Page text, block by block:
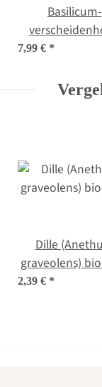
Basilicum-
zaad set
7,99 € *
Dille
graveolens)
2,39 € *